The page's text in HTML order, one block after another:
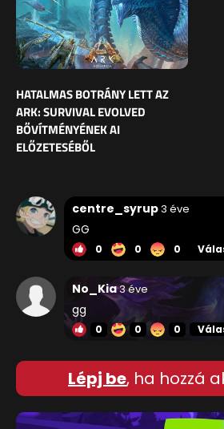
HATALMAS BOTRÁNY LETT AZ
ARK: SURVIVAL EVOLVED
BŐVÍTMÉNYÉNEK AI
ELŐZETESÉBŐL
centre_syrup3 éve
GG
0 0 0
No_Kia3 éve
gg
0 0 0
Lépj be, ha hozzá